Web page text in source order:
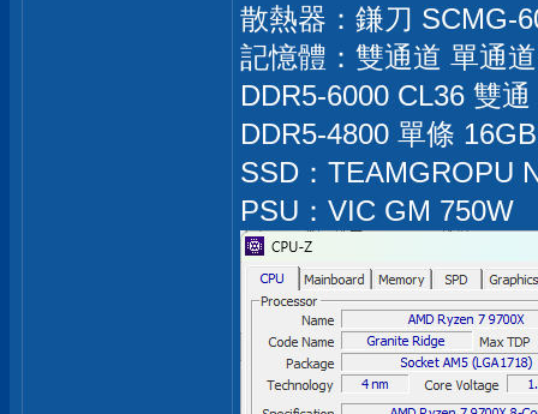
散熱器：鎌刀 SCMG-
記憶體：雙通道 單通
DDR5-6000 CL36 雙
DDR5-4800 單條 16GB
SSD：TEAMGROPU
PSU：VIC GM 750W